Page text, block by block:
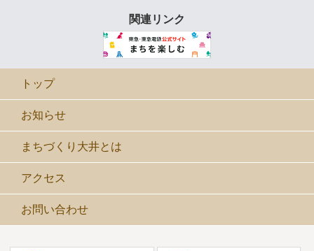
関連リンク
トップ
お知らせ
まちづくり大井とは
アクセス
お問い合わせ